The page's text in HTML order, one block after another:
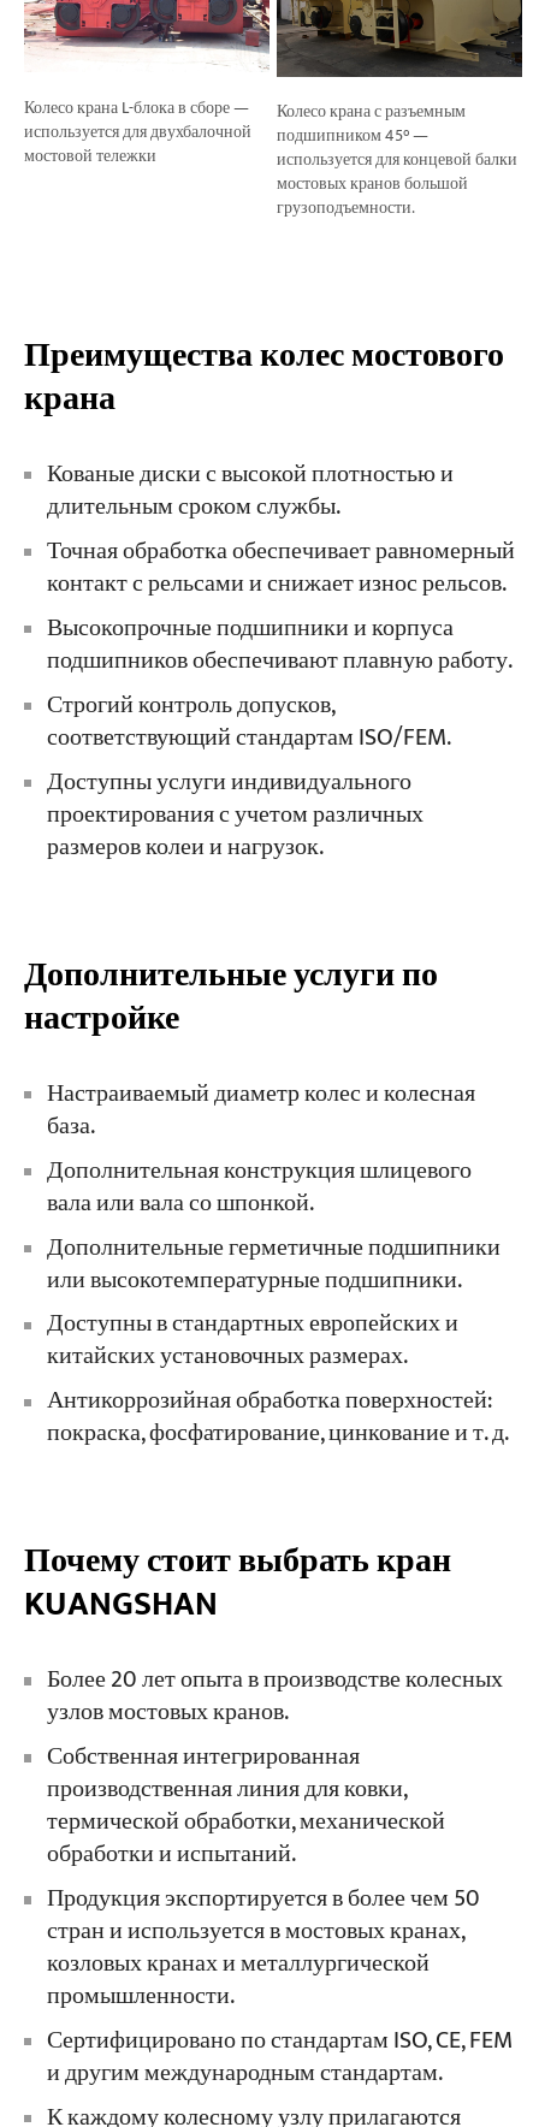
Колесо крана L-блока в сборе —
используется для двухбалочной
мостовой тележки
Колесо крана с разъемным
подшипником 45° —
используется для концевой балки
мостовых кранов большой
грузоподъемности.
Преимущества колес мостового
крана
Кованые диски с высокой плотностью и
длительным сроком службы.
Точная обработка обеспечивает равномерный
контакт с рельсами и снижает износ рельсов.
Высокопрочные подшипники и корпуса
подшипников обеспечивают плавную работу.
Строгий контроль допусков,
соответствующий стандартам ISO/FEM.
Доступны услуги индивидуального
проектирования с учетом различных
размеров колеи и нагрузок.
Дополнительные услуги по
настройке
Настраиваемый диаметр колес и колесная
база.
Дополнительная конструкция шлицевого
вала или вала со шпонкой.
Дополнительные герметичные подшипники
или высокотемпературные подшипники.
Доступны в стандартных европейских и
китайских установочных размерах.
Антикоррозийная обработка поверхностей:
покраска, фосфатирование, цинкование и т. д.
Почему стоит выбрать кран
KUANGSHAN
Более 20 лет опыта в производстве колесных
узлов мостовых кранов.
Собственная интегрированная
производственная линия для ковки,
термической обработки, механической
обработки и испытаний.
Продукция экспортируется в более чем 50
стран и используется в мостовых кранах,
козловых кранах и металлургической
промышленности.
Сертифицировано по стандартам ISO, CE, FEM
и другим международным стандартам.
К каждому колесному узлу прилагаются